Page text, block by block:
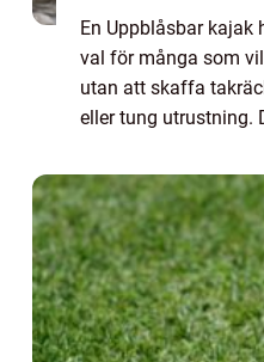
En Uppblåsbar
val för många som
utan att skaffa
eller tung utrustning.
är stabila, slitstarka